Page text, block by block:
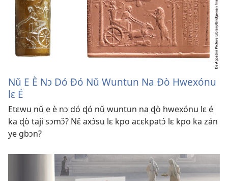
Nǔ E È Nɔ Dó Ðó Nǔ Wuntun Na Ðò Hwexónu
lɛ É
Etɛwu nǔ e è nɔ dó ɖó nǔ wuntun na ɖò hwexónu lɛ é
ka ɖò taji sɔmɔ̌? Nɛ̌ axɔ́su lɛ kpo acɛkpatɔ́ lɛ kpo ka zán
ye gbɔn?